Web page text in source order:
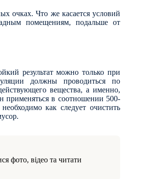
очках. Что же касается условий
помещениям, подальше от
результат можно только при
должны проводиться по
вещества, а именно,
применяться в соотношении 500-
как следует очистить
фото, відео та читати